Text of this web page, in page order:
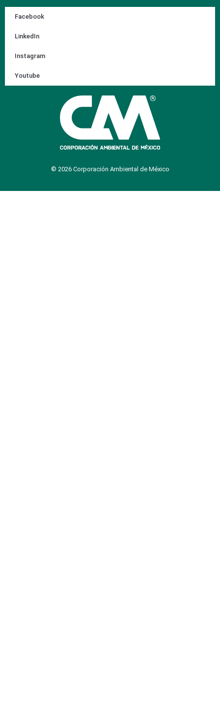
Facebook
LinkedIn
Instagram
Youtube
© 2026 Corporación Ambiental de México